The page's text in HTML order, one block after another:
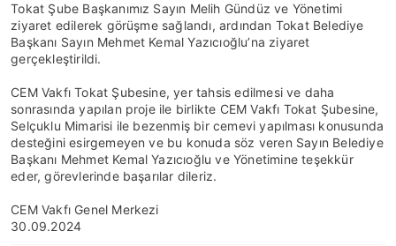
Tokat Şube Başkanımız Sayın Melih Gündüz ve Yönetimi
ziyaret edilerek görüşme sağlandı, ardından Tokat Belediye
Başkanı Sayın Mehmet Kemal Yazıcıoğlu’na ziyaret
gerçekleştirildi.
CEM Vakfı Tokat Şubesine, yer tahsis edilmesi ve daha
sonrasında yapılan proje ile birlikte CEM Vakfı Tokat Şubesine,
Selçuklu Mimarisi ile bezenmiş bir cemevi yapılması konusunda
desteğini esirgemeyen ve bu konuda söz veren Sayın Belediye
Başkanı Mehmet Kemal Yazıcıoğlu ve Yönetimine teşekkür
eder, görevlerinde başarılar dileriz.
CEM Vakfı Genel Merkezi
30.09.2024